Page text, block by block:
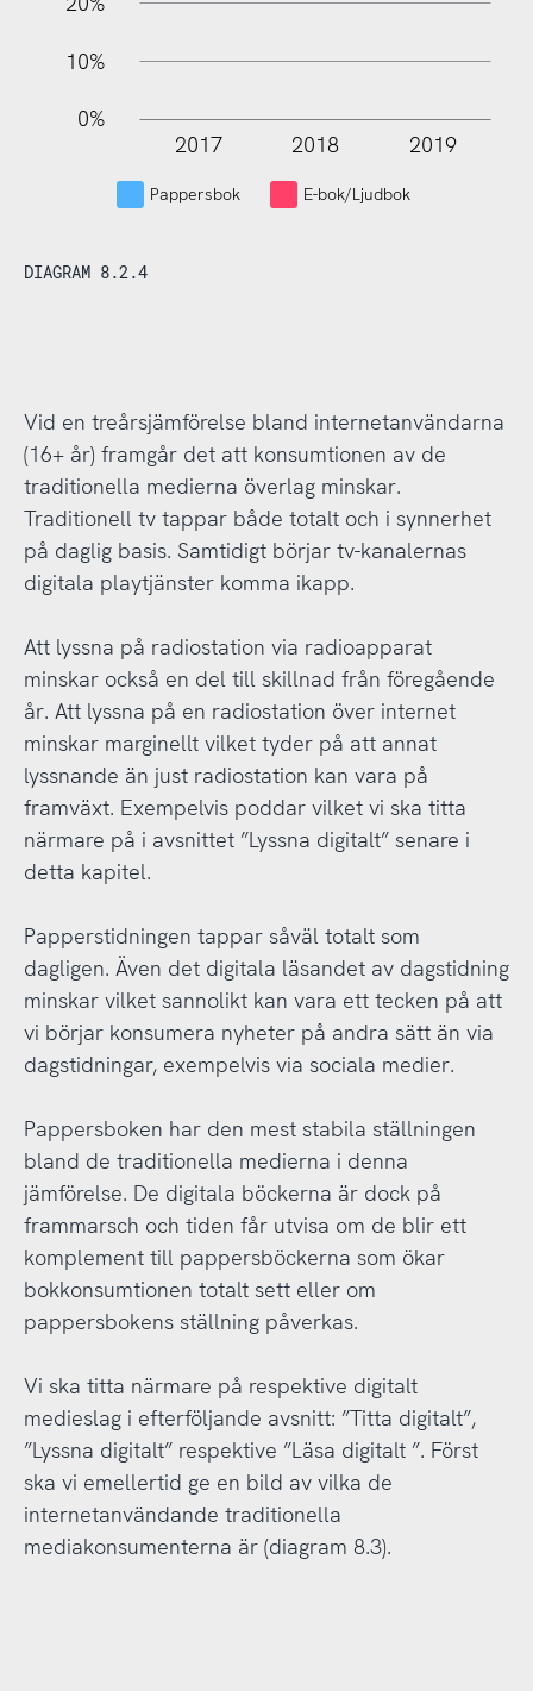
10%
0%
L
2017 2018 2019
Pappersbok E-bok/Ljudbok
DIAGRAM 8.2.4
Vid en treårsjämförelse bland internetanvändarna
(16+ år) framgår det att konsumtionen av de
traditionella medierna överlag minskar.
Traditionell tv tappar både totalt och i synnerhet
på daglig basis. Samtidigt börjar tv-kanalernas
digitala playtjänster komma ikapp.
Att lyssna på radiostation via radioapparat
minskar också en del till skillnad från föregående
år. Att lyssna på en radiostation över internet
minskar marginellt vilket tyder på att annat
lyssnande än just radiostation kan vara på
framväxt. Exempelvis poddar vilket vi ska titta
närmare på i avsnittet ”Lyssna digitalt” senare i
detta kapitel.
Papperstidningen tappar såväl totalt som
dagligen. Även det digitala läsandet av dagstidning
minskar vilket sannolikt kan vara ett tecken på att
vi börjar konsumera nyheter på andra sätt än via
dagstidningar, exempelvis via sociala medier.
Pappersboken har den mest stabila ställningen
bland de traditionella medierna i denna
jämförelse. De digitala böckerna är dock på
frammarsch och tiden får utvisa om de blir ett
komplement till pappersböckerna som ökar
bokkonsumtionen totalt sett eller om
pappersbokens ställning påverkas.
Vi ska titta närmare på respektive digitalt
medieslag i efterföljande avsnitt: ”Titta digitalt”,
”Lyssna digitalt” respektive ”Läsa digitalt ”. Först
ska vi emellertid ge en bild av vilka de
internetanvändande traditionella
mediakonsumenterna är (diagram 8.3).